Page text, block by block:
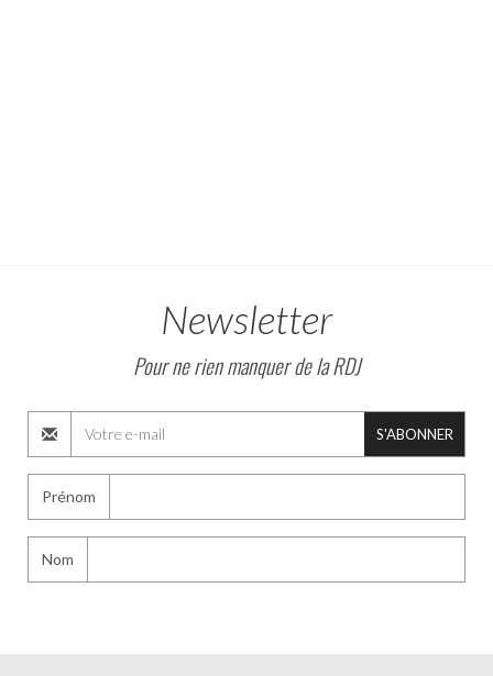
Newsletter
Pour ne rien manquer de la RDJ
S'ABONNER
Prénom
Nom